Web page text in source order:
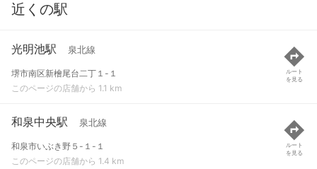
近くの駅
光明池駅 泉北線
堺市南区新檜尾台二丁１-１
このページの店舗から 1.1 km
ルート
を見る
和泉中央駅 泉北線
和泉市いぶき野５-１-１
このページの店舗から 1.4 km
ルート
を見る